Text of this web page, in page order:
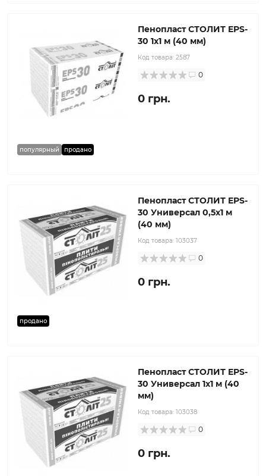
популярный продано
Пенопласт СТОЛИТ EPS-
30 1x1 м (40 мм)
Код товара: 2587
0
0 грн.
продано
Пенопласт СТОЛИТ EPS-
30 Универсал 0,5х1 м
(40 мм)
Код товара: 103037
0
0 грн.
Пенопласт СТОЛИТ EPS-
30 Универсал 1x1 м (40
мм)
Код товара: 103038
0
0 грн.